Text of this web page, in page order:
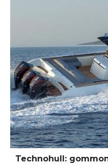
Technohull: